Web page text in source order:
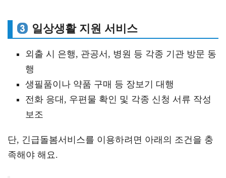
일상생활 지원 서비스
외출 시 은행, 관공서, 병원 등 각종 기관 방문 동
행
생필품이나 약품 구매 등 장보기 대행
전화 응대, 우편물 확인 및 각종 신청 서류 작성
보조
단, 긴급돌봄서비스를 이용하려면 아래의 조건을 충
족해야 해요.